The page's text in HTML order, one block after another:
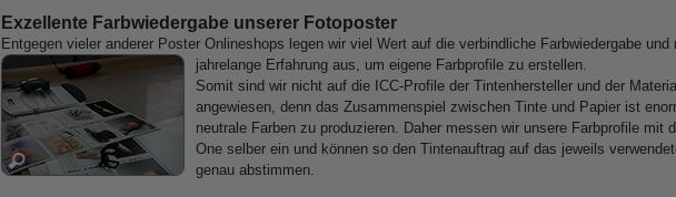
Exzellente Farbwiedergabe unserer Fotoposter
Entgegen vieler anderer Poster Onlineshops legen wir viel Wert auf die verbindliche Farbwiedergabe und
jahrelange Erfahrung aus, um eigene Farbprofile zu erstellen.
Somit sind wir nicht auf die ICC-Profile der Tintenhersteller und der
angewiesen, denn das Zusammenspiel zwischen Tinte und Papier ist
neutrale Farben zu produzieren. Daher messen wir unsere Farbprofile mit
One selber ein und können so den Tintenauftrag auf das jeweils
genau abstimmen.